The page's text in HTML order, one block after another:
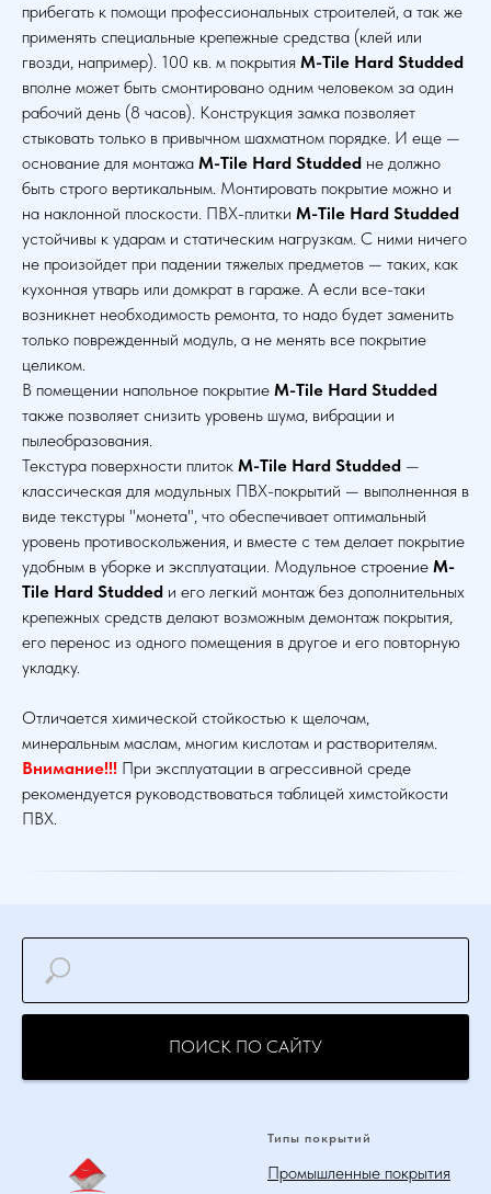
прибегать к помощи профессиональных строителей, а так же
применять специальные крепежные средства (клей или
гвозди, например). 100 кв. м покрытия M-Tile Hard Studded
вполне может быть смонтировано одним человеком за один
рабочий день (8 часов). Конструкция замка позволяет
стыковать только в привычном шахматном порядке. И еще —
основание для монтажа M-Tile Hard Studded не должно
быть строго вертикальным. Монтировать покрытие можно и
на наклонной плоскости. ПВХ-плитки M-Tile Hard Studded
устойчивы к ударам и статическим нагрузкам. С ними ничего
не произойдет при падении тяжелых предметов — таких, как
кухонная утварь или домкрат в гараже. А если все-таки
возникнет необходимость ремонта, то надо будет заменить
только поврежденный модуль, а не менять все покрытие
целиком.
В помещении напольное покрытие M-Tile Hard Studded
также позволяет снизить уровень шума, вибрации и
пылеобразования.
Текстура поверхности плиток M-Tile Hard Studded —
классическая для модульных ПВХ-покрытий — выполненная в
виде текстуры "монета", что обеспечивает оптимальный
уровень противоскольжения, и вместе с тем делает покрытие
удобным в уборке и эксплуатации. Модульное строение M-
Tile Hard Studded и его легкий монтаж без дополнительных
крепежных средств делают возможным демонтаж покрытия,
его перенос из одного помещения в другое и его повторную
укладку.
Отличается химической стойкостью к щелочам,
минеральным маслам, многим кислотам и растворителям.
Внимание!!! При эксплуатации в агрессивной среде
рекомендуется руководствоваться таблицей химстойкости
ПВХ.
ПОИСК ПО САЙТУ
Типы покрытий
Промышленные покрытия